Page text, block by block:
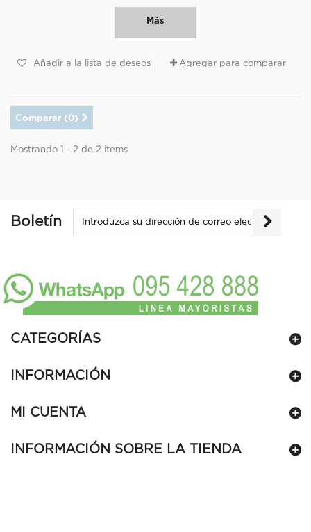
Más
Añadir a la lista de deseos Agregar para comparar
Comparar (0)
Mostrando 1 - 2 de 2 items
Boletín
CATEGORÍAS
INFORMACIÓN
MI CUENTA
INFORMACIÓN SOBRE LA TIENDA